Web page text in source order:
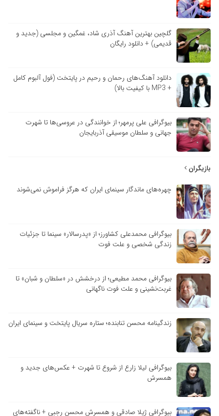
گلچین بهترین آهنگ آذری شاد، غمگین و مجلسی (جدید و
قدیمی) + دانلود رایگان
دانلود آهنگ‌های رحمان و رحیم در پایتخت (فول آلبوم کامل
+ MP3 با کیفیت بالا)
بیوگرافی علی پرمهر؛ از خوانندگی در عروسی‌ها تا شهرت
جهانی و سلطان موسیقی آذربایجان
بازیگران
چهره‌های ماندگار سینمای ایران که هرگز فراموش نمی‌شوند
بیوگرافی محمدعلی کشاورز؛ از «پدرسالار» سینما تا جزئیات
زندگی شخصی و علت فوت
بیوگرافی محمد مطیعی؛ از درخشش در «سلطان و شبان» تا
غربت‌نشینی و علت فوت ناگهانی
زندگینامه محسن تنابنده؛ ستاره سریال پایتخت و سینمای ایران
بیوگرافی لیلا زارع از شروع تا شهرت + عکس‌های جدید و
همسرش
بیوگرافی ژیلا صادقی و همسرش محسن رجبی + ناگفته‌های